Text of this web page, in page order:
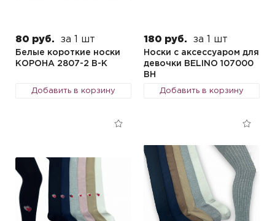
80 руб. за 1 шт
Белые короткие носки
КОРОНА 2807-2 B-K
Добавить в корзину
180 руб. за 1 шт
Носки с аксессуаром для
девочки BELINO 107000
BH
Добавить в корзину